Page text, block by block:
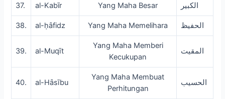
37. al-Kabīr Yang Maha Besar الكبير
38. al-ḥȃfidz Yang Maha Memelihara الحفيظ
39. al-Muqīt
Yang Maha Memberi
Kecukupan
المقيت
40. al-Hȃsību
Yang Maha Membuat
Perhitungan
الحسيب